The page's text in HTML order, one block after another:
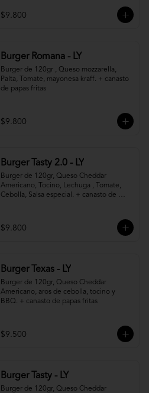
$9.800
Burger Romana - LY
Burger de 120gr , Queso mozzarella,
Palta, Tomate, mayonesa kraff. + canasto
de papas fritas
$9.800
Burger Tasty 2.0 - LY
Burger de 120gr, Queso Cheddar
Americano, Tocino, Lechuga , Tomate,
Cebolla, Salsa especial. + canasto de
$9.800
Burger Texas - LY
Burger de 120gr, Queso Cheddar
Americano, aros de cebolla, tocino y
BBQ. + canasto de papas fritas
$9.500
Burger Tasty - LY
Burger de 120gr, Queso Cheddar